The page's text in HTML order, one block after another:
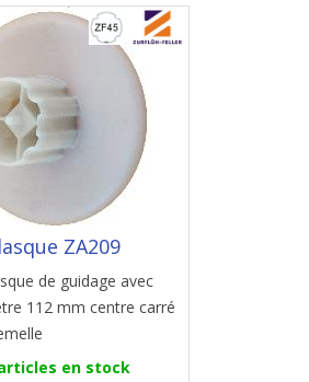
ZA209
de guidage avec
112 mm centre carré
en stock